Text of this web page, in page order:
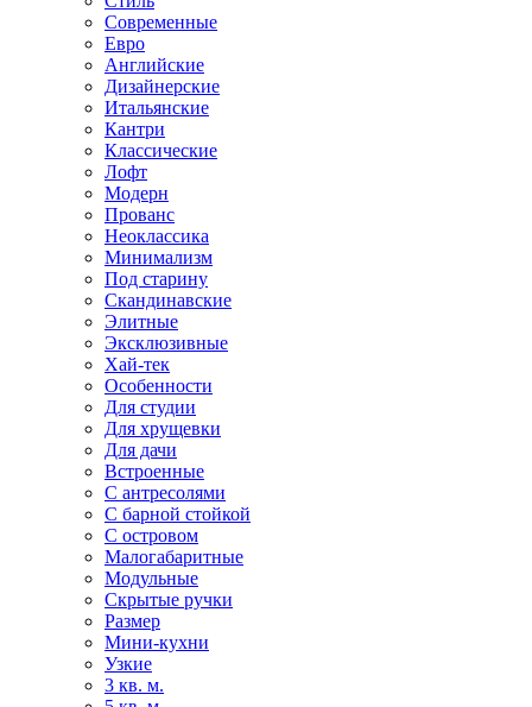
Современные
Евро
Английские
Дизайнерские
Итальянские
Кантри
Классические
Лофт
Модерн
Прованс
Неоклассика
Минимализм
Под старину
Скандинавские
Элитные
Эксклюзивные
Хай-тек
Особенности
Для студии
Для хрущевки
Для дачи
Встроенные
С антресолями
С барной стойкой
С островом
Малогабаритные
Модульные
Скрытые ручки
Размер
Мини-кухни
Узкие
3 кв. м.